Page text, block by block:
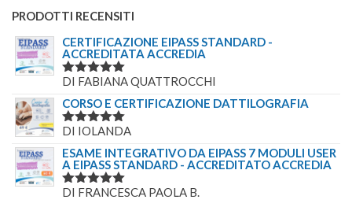
PRODOTTI RECENSITI
CERTIFICAZIONE EIPASS STANDARD -
ACCREDITATA ACCREDIA
VALUTATO
DI FABIANA QUATTROCCHI
CORSO E CERTIFICAZIONE DATTILOGRAFIA
VALUTATO
DI IOLANDA
ESAME INTEGRATIVO DA EIPASS 7 MODULI USER
A EIPASS STANDARD - ACCREDITATO ACCREDIA
VALUTATO
DI FRANCESCA PAOLA B.